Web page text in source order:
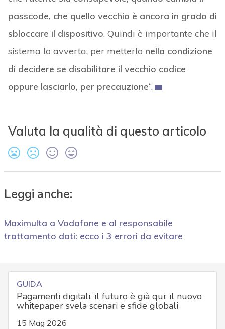
passcode, che quello vecchio è ancora in grado di
sbloccare il dispositivo. Quindi è importante che il
sistema lo avverta, per metterlo nella condizione
di decidere se disabilitare il vecchio codice
oppure lasciarlo, per precauzione“.
Valuta la qualità di questo articolo
Leggi anche:
Maximulta a Vodafone e al responsabile
trattamento dati: ecco i 3 errori da evitare
GUIDA
Pagamenti digitali, il futuro è già qui: il nuovo
whitepaper svela scenari e sfide globali
15 Mag 2026